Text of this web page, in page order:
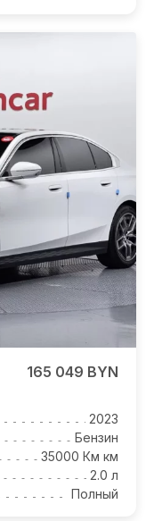
165 049 BYN
2023
Бензин
35000 Км км
2.0 л
Полный